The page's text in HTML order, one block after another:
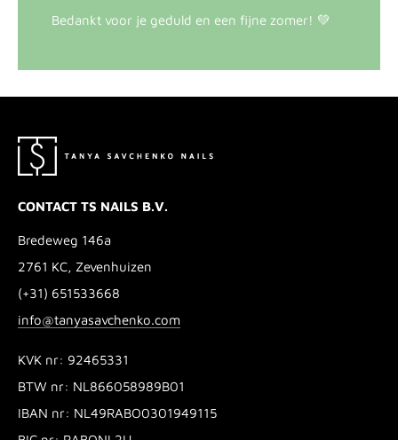
Bedankt voor je geduld en een fijne zomer! 💚
CONTACT TS NAILS B.V.
Bredeweg 146a
2761 KC, Zevenhuizen
(+31) 651533668
info@tanyasavchenko.com
KVK nr: 92465331
BTW nr: NL866058989B01
IBAN nr: NL49RABO0301949115